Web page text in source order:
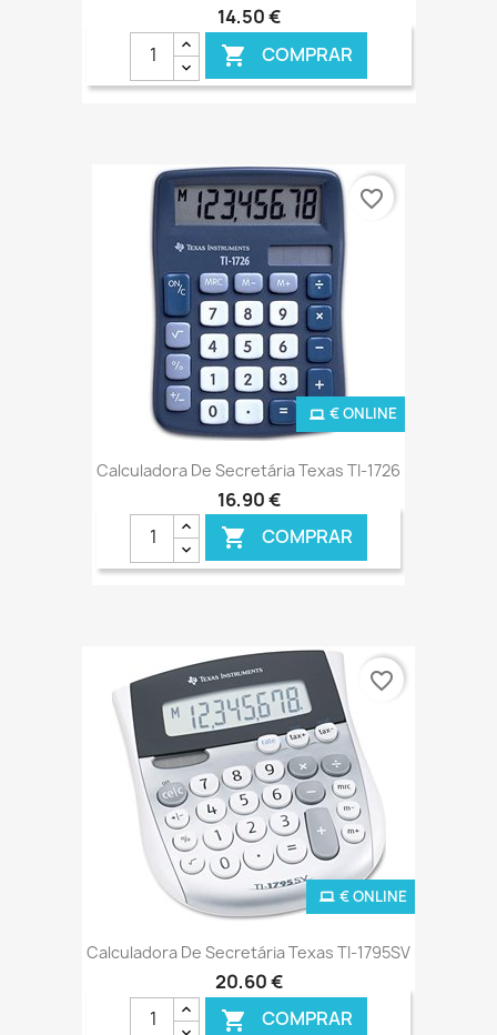
14,50 €
 COMPRAR
Calculadora De Secretária Texas TI-1726
16,90 €
 COMPRAR
€ ONLINE
favorite_border
Calculadora De Secretária Texas TI-1795SV
20,60 €
 COMPRAR
€ ONLINE
favorite_border